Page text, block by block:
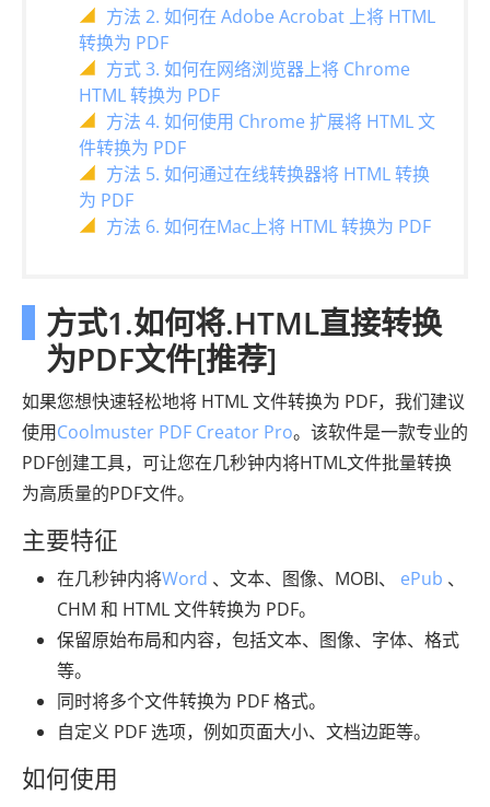
方法 2. 如何在 Adob​​e Acrobat 上将 HTML
转换为 PDF
方式 3. 如何在网络浏览器上将 Chrome
HTML 转换为 PDF
方法 4. 如何使用 Chrome 扩展将 HTML 文
件转换为 PDF
方法 5. 如何通过在线转换器将 HTML 转换
为 PDF
方法 6. 如何在Mac上将 HTML 转换为 PDF
方式1.如何将.HTML直接转换
为PDF文件[推荐]
如果您想快速轻松地将 HTML 文件转换为 PDF，我们建议
使用Coolmuster PDF Creator Pro。该软件是一款专业的
PDF创建工具，可让您在几秒钟内将HTML文件批量转换
为高质量的PDF文件。
主要特征
在几秒钟内将Word 、文本、图像、MOBI、 ePub 、
CHM 和 HTML 文件转换为 PDF。
保留原始布局和内容，包括文本、图像、字体、格式
等。
同时将多个文件转换为 PDF 格式。
自定义 PDF 选项，例如页面大小、文档边距等。
如何使用